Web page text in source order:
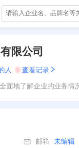
限公司
人 0 查看记录
面地了解企业的业务
邮箱 未编辑